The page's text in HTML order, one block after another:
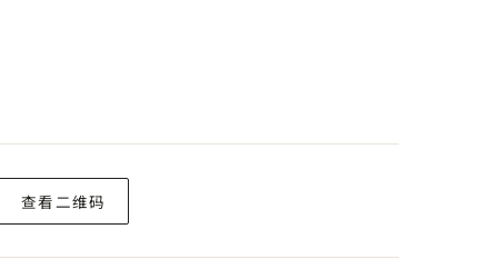
查看二维码